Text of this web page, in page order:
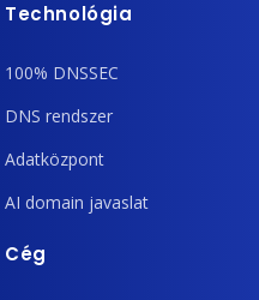
Technológia
100% DNSSEC
DNS rendszer
Adatközpont
AI domain javaslat
Cég